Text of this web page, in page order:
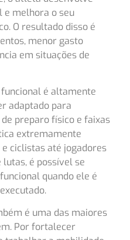
e melhora o seu
O resultado disso é
menor gasto
em situações de
é altamente
adaptado para
preparo físico e faixas
extremamente
ciclistas até jogadores
é possível se
quando ele é
é uma das maiores
Por fortalecer